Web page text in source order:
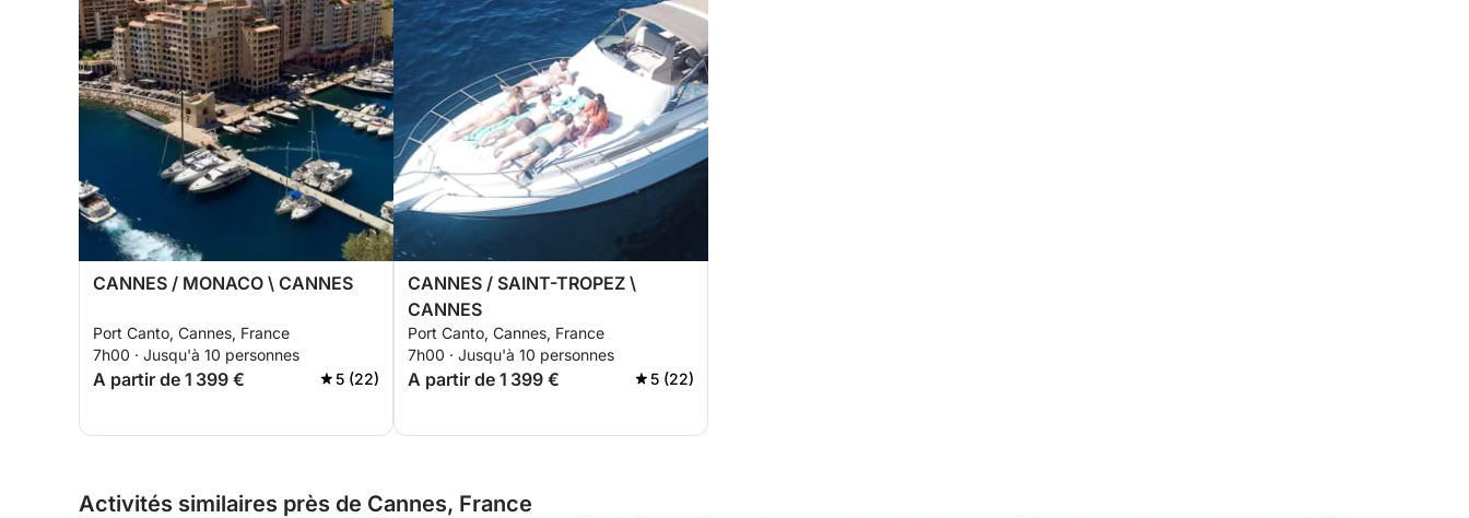
CANNES / MONACO \ CANNES
Port Canto, Cannes, France
7h00 · Jusqu'à 10 personnes
A partir de 1 399 € 5 (22)
CANNES / SAINT-TROPEZ \
CANNES
Port Canto, Cannes, France
7h00 · Jusqu'à 10 personnes
A partir de 1 399 € 5 (22)
Activités similaires près de Cannes, France